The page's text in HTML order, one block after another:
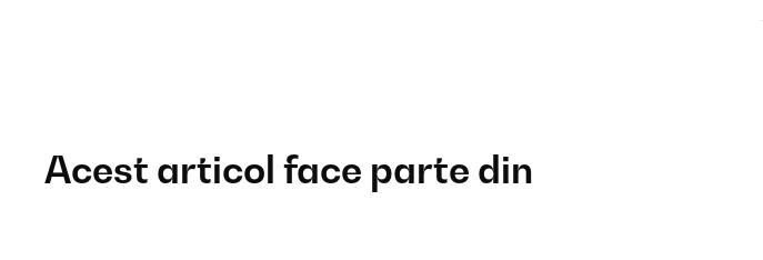
Acest articol face parte din